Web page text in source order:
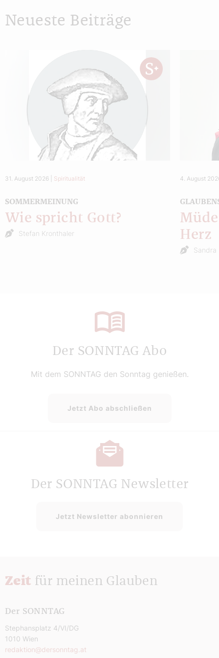
Neueste Beiträge
31. August 2026 Spiritualität
SOMMERMEINUNG
Wie spricht Gott?
Stefan Kronthaler
4. August
Herz
Sandra
Der SONNTAG Abo
Mit dem SONNTAG den Sonntag genießen.
Jetzt Abo abschließen
Der SONNTAG Newsletter
Jetzt Newsletter abonnieren
Zeit für meinen Glauben
Der SONNTAG
Stephansplatz 4/VI/DG
1010 Wien
redaktion@dersonntag.at